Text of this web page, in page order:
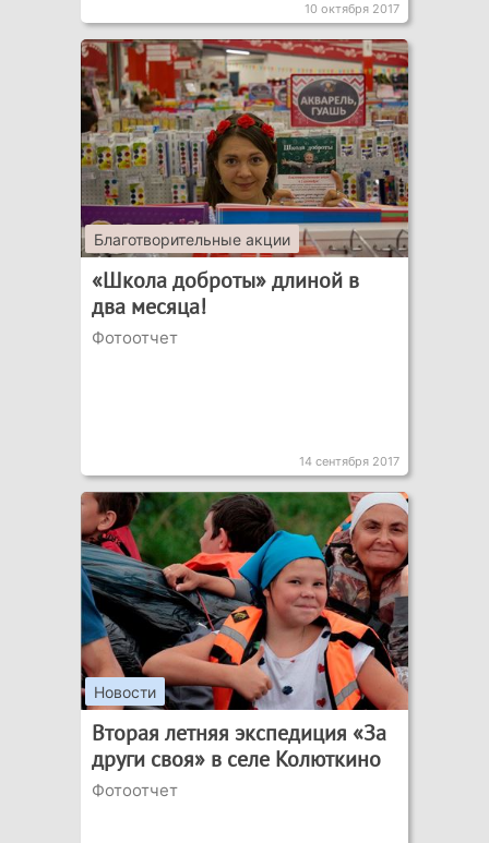
10 октября 2017
Благотворительные акции
«Школа доброты» длиной в
два месяца!
Фотоотчет
14 сентября 2017
Новости
Вторая летняя экспедиция «За
други своя» в селе Колюткино
Фотоотчет